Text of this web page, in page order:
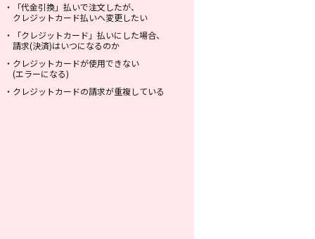
・
「代金引換」払いで注文したが、
クレジットカード払いへ変更したい
・
「クレジットカード」払いにした場合、
請求(決済)はいつになるのか
・ クレジットカードが使用できない
(エラーになる)
・ クレジットカードの請求が重複している